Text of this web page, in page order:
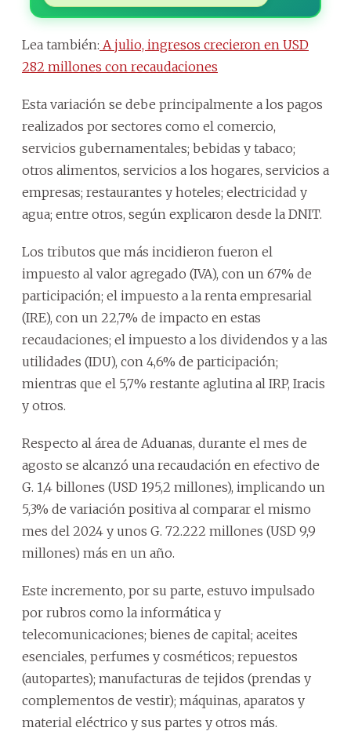
Lea también: A julio, ingresos crecieron en USD
282 millones con recaudaciones
Esta variación se debe principalmente a los pagos
realizados por sectores como el comercio,
servicios gubernamentales; bebidas y tabaco;
otros alimentos, servicios a los hogares, servicios a
empresas; restaurantes y hoteles; electricidad y
agua; entre otros, según explicaron desde la DNIT.
Los tributos que más incidieron fueron el
impuesto al valor agregado (IVA), con un 67% de
participación; el impuesto a la renta empresarial
(IRE), con un 22,7% de impacto en estas
recaudaciones; el impuesto a los dividendos y a las
utilidades (IDU), con 4,6% de participación;
mientras que el 5,7% restante aglutina al IRP, Iracis
y otros.
Respecto al área de Aduanas, durante el mes de
agosto se alcanzó una recaudación en efectivo de
G. 1,4 billones (USD 195,2 millones), implicando un
5,3% de variación positiva al comparar el mismo
mes del 2024 y unos G. 72.222 millones (USD 9,9
millones) más en un año.
Este incremento, por su parte, estuvo impulsado
por rubros como la informática y
telecomunicaciones; bienes de capital; aceites
esenciales, perfumes y cosméticos; repuestos
(autopartes); manufacturas de tejidos (prendas y
complementos de vestir); máquinas, aparatos y
material eléctrico y sus partes y otros más.